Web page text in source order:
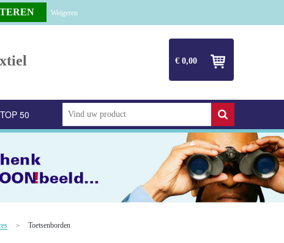
€ 0,00
TOP 50
> Toetsenborden
Weigeren